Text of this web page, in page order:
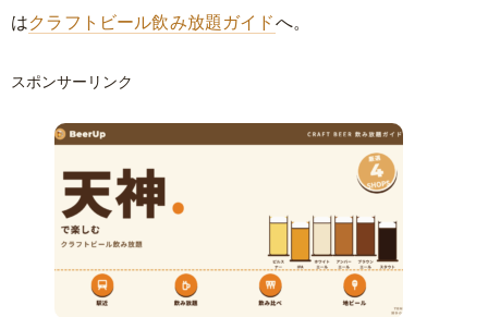
はクラフトビール飲み放題ガイドへ。
スポンサーリンク